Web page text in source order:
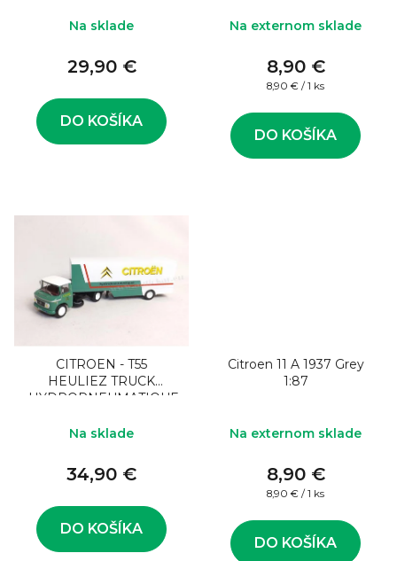
Na sklade
29,90 €
DO KOŠÍKA
Na externom sklade
8,90 €
Jednotková
8,90 € / 1 ks
DO KOŠÍKA
CITROEN - T55
HEULIEZ TRUCK
HYDROPNEUMATIQUE
TRANSPORTS 1953
Na sklade
34,90 €
DO KOŠÍKA
Citroen 11 A 1937 Grey
1:87
Na externom sklade
8,90 €
Jednotková
8,90 € / 1 ks
DO KOŠÍKA